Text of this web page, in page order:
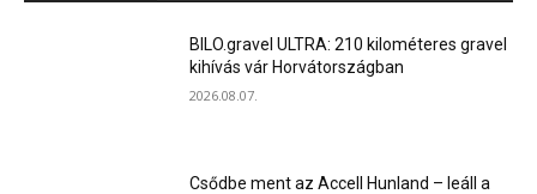
BILO.gravel ULTRA: 210 kilométeres gravel
kihívás vár Horvátországban
2026.08.07.
Csődbe ment az Accell Hunland – leáll a